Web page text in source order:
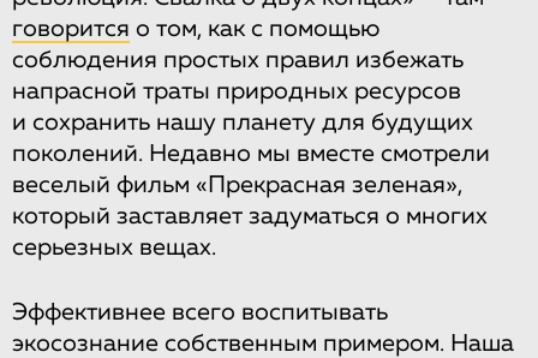
говорится о том, как с помощью
соблюдения простых правил избежать
напрасной траты природных ресурсов
и сохранить нашу планету для будущих
поколений. Недавно мы вместе смотрели
веселый фильм «Прекрасная зеленая»,
который заставляет задуматься о многих
серьезных вещах.
Эффективнее всего воспитывать
экосознание собственным примером. Наша